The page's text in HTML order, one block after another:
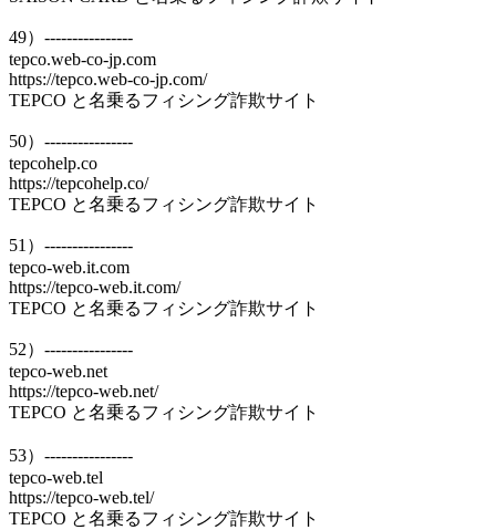
49）----------------
tepco.web-co-jp.com
https://tepco.web-co-jp.com/
TEPCO と名乗るフィシング詐欺サイト
50）----------------
tepcohelp.co
https://tepcohelp.co/
TEPCO と名乗るフィシング詐欺サイト
51）----------------
tepco-web.it.com
https://tepco-web.it.com/
TEPCO と名乗るフィシング詐欺サイト
52）----------------
tepco-web.net
https://tepco-web.net/
TEPCO と名乗るフィシング詐欺サイト
53）----------------
tepco-web.tel
https://tepco-web.tel/
TEPCO と名乗るフィシング詐欺サイト